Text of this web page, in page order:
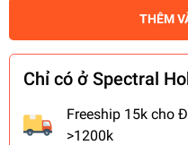
THÊM
Chỉ có ở Spectral
Freeship 15k cho
>1200k